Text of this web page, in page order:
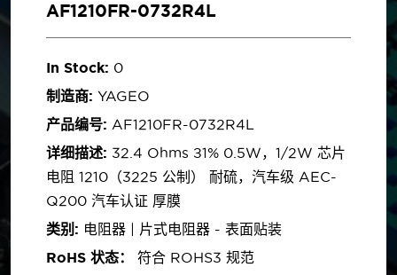
AF1210FR-0732R4L
In Stock: 0
制造商: YAGEO
产品编号: AF1210FR-0732R4L
详细描述: 32.4 Ohms ±1% 0.5W，1/2W 芯片
电阻 1210（3225 公制） 耐硫，汽车级 AEC-
Q200 汽车认证 厚膜
类别: 电阻器 | 片式电阻器 - 表面贴装
RoHS 状态：
符合 ROHS3 规范